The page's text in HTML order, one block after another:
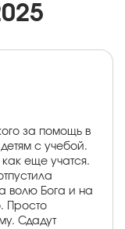
за помощь в
с учебой.
еще учатся.
волю Бога и на
Просто
Сдадут